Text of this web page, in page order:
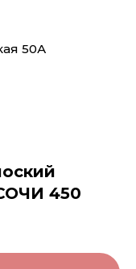
50А
450